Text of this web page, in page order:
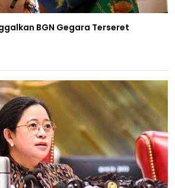
BGN Gegara Terseret